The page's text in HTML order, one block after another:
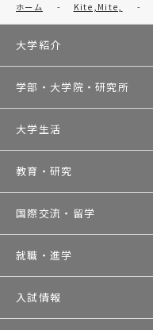
ホーム - Kite,Mite, -
大学紹介
学部・大学院・研究所
大学生活
教育・研究
国際交流・留学
就職・進学
入試情報